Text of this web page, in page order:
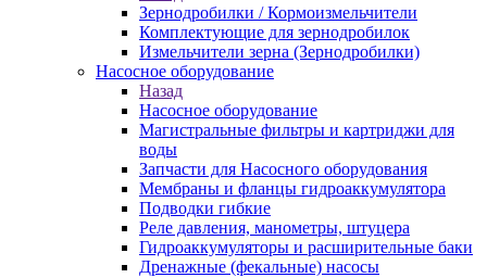
Зернодробилки / Кормоизмельчители
Комплектующие для зернодробилок
Измельчители зерна (Зернодробилки)
Насосное оборудование
Назад
Насосное оборудование
Магистральные фильтры и картриджи для
воды
Запчасти для Насосного оборудования
Мембраны и фланцы гидроаккумулятора
Подводки гибкие
Реле давления, манометры, штуцера
Гидроаккумуляторы и расширительные баки
Дренажные (фекальные) насосы